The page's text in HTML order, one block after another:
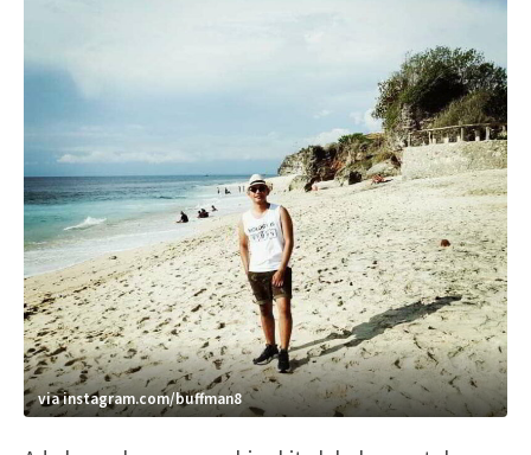
via instagram.com/buffman8